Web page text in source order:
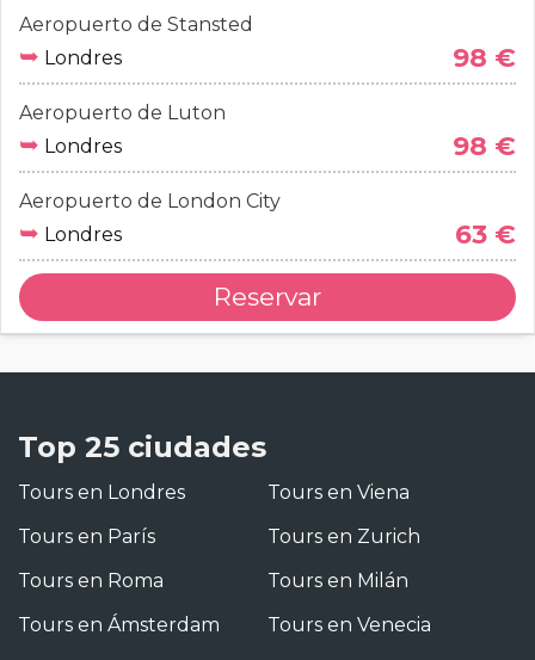
Aeropuerto de Stansted
➥ Londres 98 €
Aeropuerto de Luton
➥ Londres 98 €
Aeropuerto de London City
➥ Londres 63 €
Reservar
Top 25 ciudades
Tours en Londres
Tours en París
Tours en Roma
Tours en Ámsterdam
Tours en Viena
Tours en Zurich
Tours en Milán
Tours en Venecia